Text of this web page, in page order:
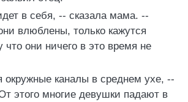
в себя, -- сказала мама. --
влюблены, только кажутся
что они ничего в это время не
каналы в среднем ухе, --
этого многие девушки падают в